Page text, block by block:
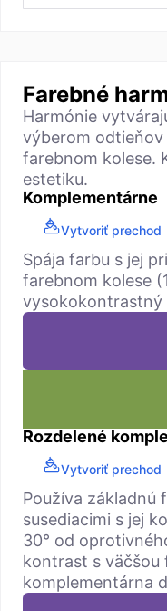
Farebné
Harmónie
výberom
farebnom kolese.
estetiku.
Komplementárne
Vytvoriť prechod
Spája farbu s jej
farebnom kolese
vysokokontrastný
Rozdelené
Vytvoriť prechod
Používa základnú
susediacimi s jej
30° od
kontrast s väčšou
komplementárna